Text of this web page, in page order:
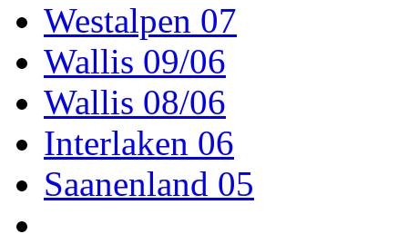
Westalpen 07
Wallis 09/06
Wallis 08/06
Interlaken 06
Saanenland 05